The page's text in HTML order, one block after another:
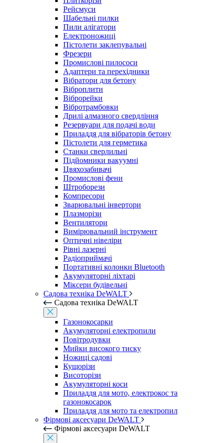
Рейсмуси
Шабельні пилки
Пили алігатори
Електроножиці
Пістолети заклепувальні
Фрезери
Промислові пилососи
Адаптери та перехідники
Вібратори для бетону
Віброплити
Віброрейки
Вібротрамбовки
Дрилі алмазного свердління
Резервуари для подачі води
Приладдя для вібраторів бетону
Пістолети для герметика
Станки сверлильні
Підйомники вакуумні
Цвяхозабивачі
Промислові фени
Штроборези
Компресори
Зварювальні інвертори
Плазморізи
Вентилятори
Вимірювальний інструмент
Оптичні нівеліри
Рівні лазерні
Радіоприймачі
Портативні колонки Bluetooth
Акумуляторні ліхтарі
Міксери будівельні
Садова техніка DeWALT
Садова техніка DeWALT
Газонокосарки
Акумуляторні електропили
Повітродувки
Мийки високого тиску
Ножиці садові
Кущорізи
Висоторізи
Акумуляторні коси
Приладдя для мото, електрокос та
газонокосарок
Приладдя для мото та електропил
Фірмові аксесуари DeWALT
Фірмові аксесуари DeWALT